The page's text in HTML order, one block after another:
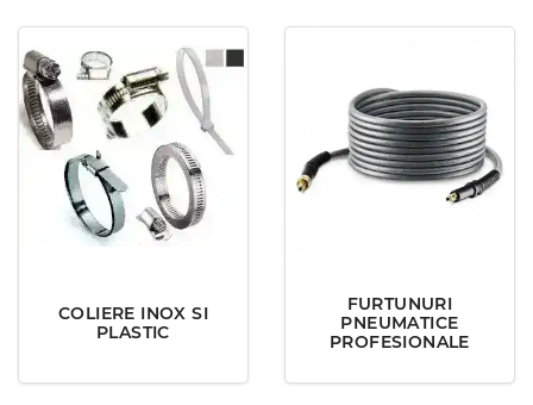
COLIERE INOX SI
PLASTIC
FURTUNURI
PNEUMATICE
PROFESIONALE